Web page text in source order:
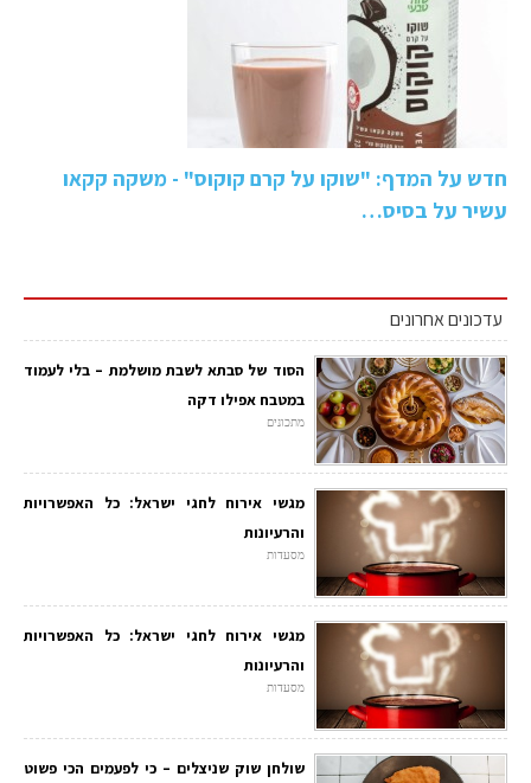
חדש על המדף: "שוקו על קרם קוקוס" - משקה קקאו
עשיר על בסיס…
עדכונים אחרונים
הסוד של סבתא לשבת מושלמת – בלי לעמוד
במטבח אפילו דקה
מתכונים
מגשי אירוח לחגי ישראל: כל האפשרויות
והרעיונות
מסעדות
מגשי אירוח לחגי ישראל: כל האפשרויות
והרעיונות
מסעדות
שולחן שוק שניצלים – כי לפעמים הכי פשוט